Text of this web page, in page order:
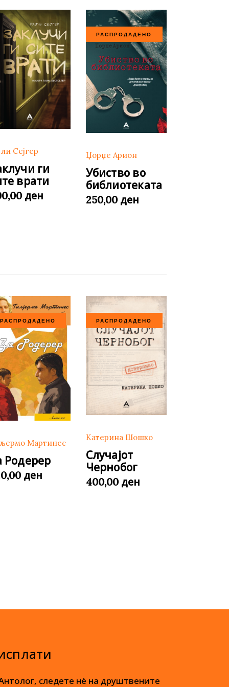
Сејгер
ги
врати
ден
РАСПРОДАДЕНО
Џорџе Арион
Убиство во
библиотеката
250,00 ден
РАСПРОДАДЕНО
Мартинес
Родерер
ден
РАСПРОДАДЕНО
Катерина Шошко
Случајот
Чернобог
400,00 ден
следете нè на друштвените